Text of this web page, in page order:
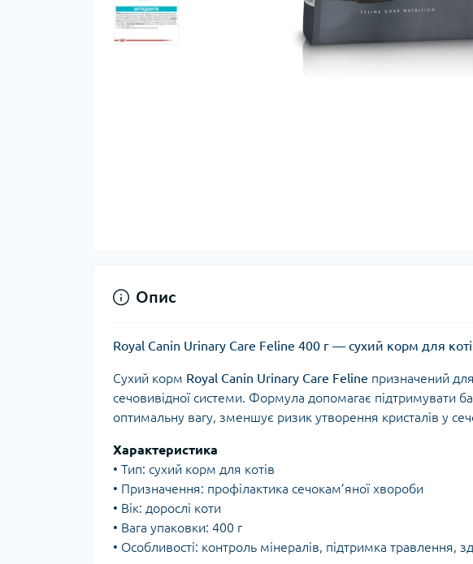
Опис
Royal Canin Urinary Care Feline 400 г — сухий корм для
Сухий корм Royal Canin Urinary Care Feline призначений
сечовивідної системи. Формула допомагає підтримувати
оптимальну вагу, зменшує ризик утворення кристалів у
Характеристика
• Тип: сухий корм для котів
• Призначення: профілактика сечокам’яної хвороби
• Вік: дорослі коти
• Вага упаковки: 400 г
• Особливості: контроль мінералів, підтримка травлення,